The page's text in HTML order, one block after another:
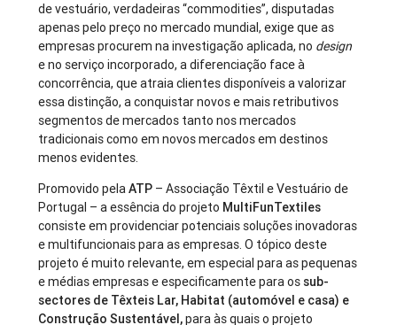
de vestuário, verdadeiras “commodities”, disputadas
apenas pelo preço no mercado mundial, exige que as
empresas procurem na investigação aplicada, no design
e no serviço incorporado, a diferenciação face à
concorrência, que atraia clientes disponíveis a valorizar
essa distinção, a conquistar novos e mais retributivos
segmentos de mercados tanto nos mercados
tradicionais como em novos mercados em destinos
menos evidentes.
Promovido pelaATP – Associação Têxtil e Vestuário de
Portugal – a essência do projeto MultiFunTextiles
consiste em providenciar potenciais soluções inovadoras
e multifuncionais para as empresas. O tópico deste
projeto é muito relevante, em especial para as pequenas
e médias empresas e especificamente para ossub-
sectores de Têxteis Lar, Habitat (automóvel e casa) e
Construção Sustentável,para às quais o projeto